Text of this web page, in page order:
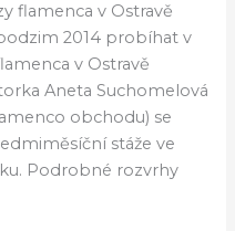
flamenca v Ostravě
2014 probíhat v
v Ostravě
Aneta Suchomelová
obchodu) se
stáže ve
Podrobné rozvrhy